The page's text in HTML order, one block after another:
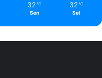
32 ℃
Sen
32 ℃
Sel